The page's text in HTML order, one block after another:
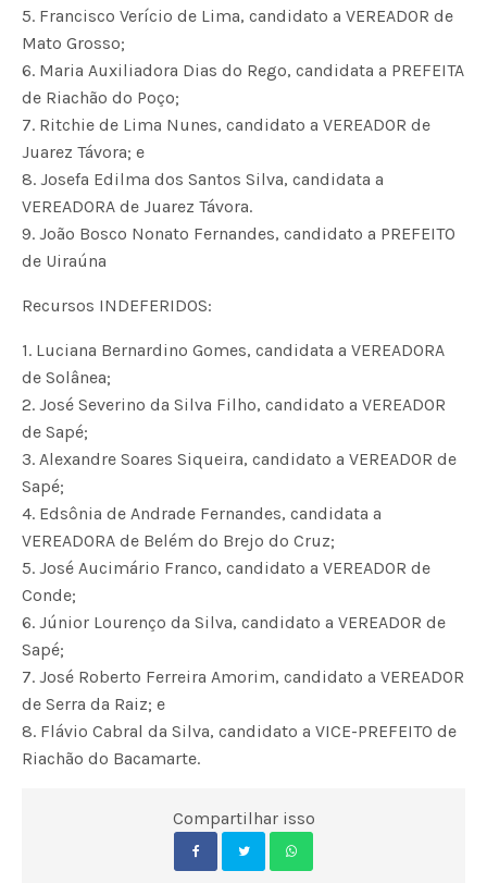
5. Francisco Verício de Lima, candidato a VEREADOR de
Mato Grosso;
6. Maria Auxiliadora Dias do Rego, candidata a PREFEITA
de Riachão do Poço;
7. Ritchie de Lima Nunes, candidato a VEREADOR de
Juarez Távora; e
8. Josefa Edilma dos Santos Silva, candidata a
VEREADORA de Juarez Távora.
9. João Bosco Nonato Fernandes, candidato a PREFEITO
de Uiraúna
Recursos INDEFERIDOS:
1. Luciana Bernardino Gomes, candidata a VEREADORA
de Solânea;
2. José Severino da Silva Filho, candidato a VEREADOR
de Sapé;
3. Alexandre Soares Siqueira, candidato a VEREADOR de
Sapé;
4. Edsônia de Andrade Fernandes, candidata a
VEREADORA de Belém do Brejo do Cruz;
5. José Aucimário Franco, candidato a VEREADOR de
Conde;
6. Júnior Lourenço da Silva, candidato a VEREADOR de
Sapé;
7. José Roberto Ferreira Amorim, candidato a VEREADOR
de Serra da Raiz; e
8. Flávio Cabral da Silva, candidato a VICE-PREFEITO de
Riachão do Bacamarte.
Compartilhar isso